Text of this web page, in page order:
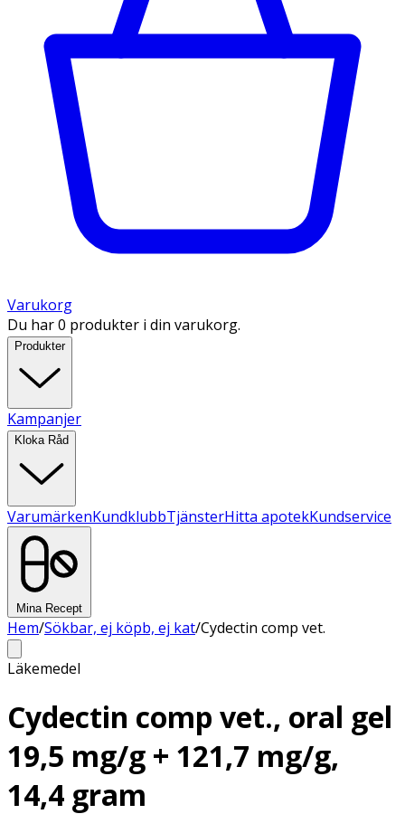
Varukorg
Du har 0 produkter i din varukorg.
Produkter
Kampanjer
Kloka Råd
VarumärkenKundklubbTjänsterHitta apotekKundservice
Mina Recept
Hem/Sökbar, ej köpb, ej kat/Cydectin comp vet.
Läkemedel
Cydectin comp vet., oral gel
19,5 mg/g + 121,7 mg/g,
14,4 gram